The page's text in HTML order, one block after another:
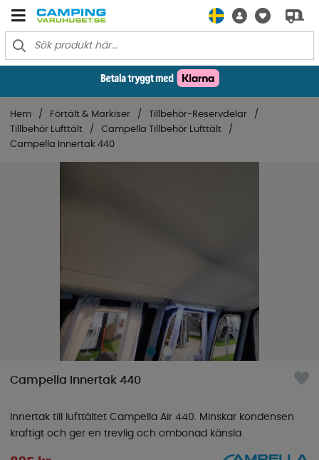
Hem Förtält & Markiser
Tillbehör-Reservdelar
Tillbehör Lufttält
Campella Tillbehör Lufttält
Campella Innertak 440
Campella Innertak 440
Innertak till lufttältet Campella Air 440. Minskar kondensen
kraftigt och ger en trevlig och ombonad känsla